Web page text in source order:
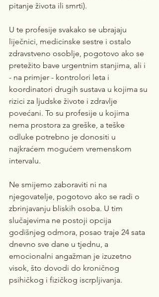
pitanje života ili smrti).
U te profesije svakako se ubrajaju
liječnici, medicinske sestre i ostalo
zdravstveno osoblje, pogotovo ako se
pretežito bave urgentnim stanjima, ali i
- na primjer - kontrolori leta i
koordinatori drugih sustava u kojima su
rizici za ljudske živote i zdravlje
povećani. To su profesije u kojima
nema prostora za greške, a teške
odluke potrebno je donositi u
najkraćem mogućem vremenskom
intervalu.
Ne smijemo zaboraviti ni na
njegovatelje, pogotovo ako se radi o
zbrinjavanju bliskih osoba. U tim
slučajevima ne postoji opcija
godišnjeg odmora, posao traje 24 sata
dnevno sve dane u tjednu, a
emocionalni angažman je izuzetno
visok, što dovodi do kroničnog
psihičkog i fizičkog iscrpljivanja.